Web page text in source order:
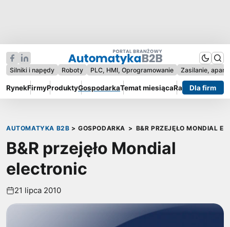
Silniki i napędy Roboty PLC, HMI, Oprogramowanie Zasilanie,
RynekFirmyProduktyGospodarkaTemat miesiącaRaportyDla firm
AUTOMATYKA B2B > GOSPODARKA > B&R PRZEJĘŁO MONDIAL
B&R przejęło Mondial
electronic
21 lipca 2010